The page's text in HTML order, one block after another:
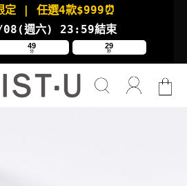
定 | 任選4款$999⏰
週六) 23:59結束
49
分
28
秒